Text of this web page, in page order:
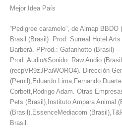
Mejor Idea País
“Pedigree caramelo”, de Almap
Brasil (Brasil). Prod: Surreal Hotel
Barberà. PProd.: Gafanhotto (Brasil)
Prod. Audio&Sonido: Raw Audio
(recpVR9zJPaiWORO4). Dirección
(Pernil),Eduardo Lima,Fernando
Corbett,Rodrigo Adam. Otras
Pets (Brasil),Instituto Ampara Animal
(Brasil),EssenceMediacom
Brasil.